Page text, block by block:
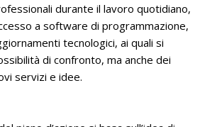
durante il lavoro quotidiano,
a software di programmazione,
tecnologici, ai quali si
di confronto, ma anche dei
servizi e idee.